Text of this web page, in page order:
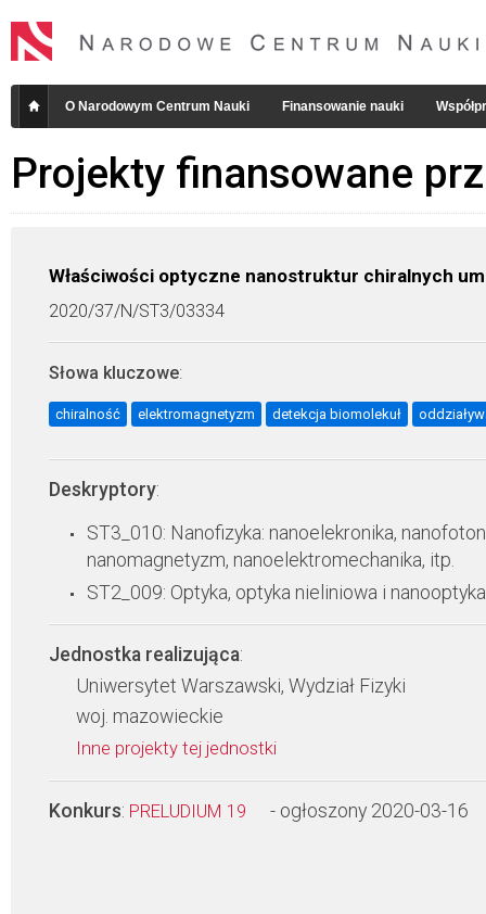
O Narodowym Centrum Nauki Finansowanie nauki
Projekty finansowane
Właściwości optyczne nanostruktur chiralnych
2020/37/N/ST3/03334
Słowa kluczowe:
chiralność elektromagnetyzm detekcja biomolekuł
Deskryptory:
ST3_010: Nanofizyka: nanoelekronika,
nanomagnetyzm, nanoelektromechanika, itp.
ST2_009: Optyka, optyka nieliniowa i nanooptyka
Jednostka realizująca:
Uniwersytet Warszawski, Wydział Fizyki
woj. mazowieckie
Inne projekty tej jednostki
Konkurs: PRELUDIUM 19 - ogłoszony 2020-03-16